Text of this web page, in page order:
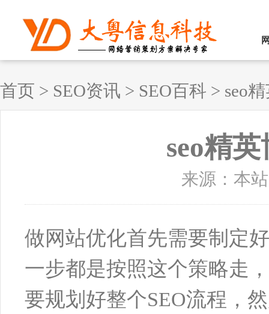
首页 > SEO资讯 > SEO百科 > seo
seo精
来源：本
做网站优化首先需要制定
一步都是按照这个策略走
要规划好整个SEO流程，